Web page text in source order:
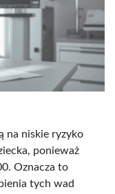
na niskie ryzyko
ponieważ
Oznacza to
tych wad